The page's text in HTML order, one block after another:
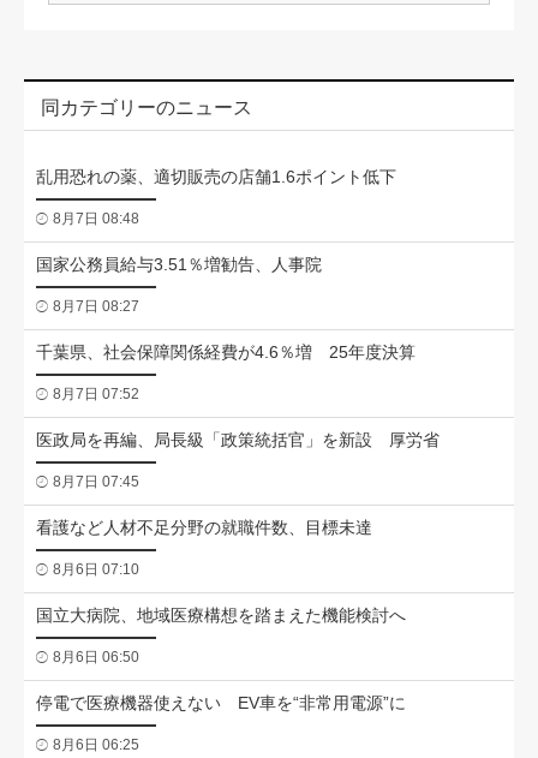
同カテゴリーのニュース
乱用恐れの薬、適切販売の店舗1.6ポイント低下
8月7日 08:48
国家公務員給与3.51％増勧告、人事院
8月7日 08:27
千葉県、社会保障関係経費が4.6％増 25年度決算
8月7日 07:52
医政局を再編、局長級「政策統括官」を新設 厚労省
8月7日 07:45
看護など人材不足分野の就職件数、目標未達
8月6日 07:10
国立大病院、地域医療構想を踏まえた機能検討へ
8月6日 06:50
停電で医療機器使えない EV車を“非常用電源”に
8月6日 06:25